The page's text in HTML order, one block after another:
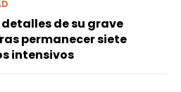
de su grave
permanecer siete
intensivos